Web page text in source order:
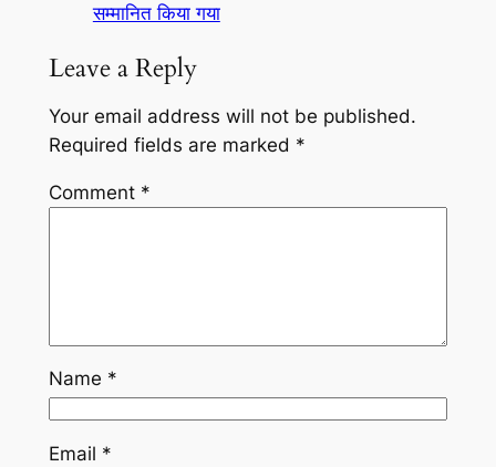
सम्मानित किया गया
Leave a Reply
Your email address will not be published.
Required fields are marked *
Comment *
Name *
Email *